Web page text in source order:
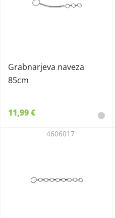
Grabnarjeva naveza
85cm
11,99 €
4606017